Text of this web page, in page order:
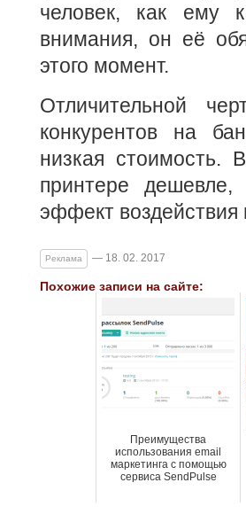
человек, как ему
внимания, он её
этого момент.
Отличительной
конкурентов на
низкая стоимость.
принтере
эффект
Реклама — 18. 02. 2017
Похожие записи на сайте:
Преимущества
использования email
маркетинга с помощью
сервиса SendPulse